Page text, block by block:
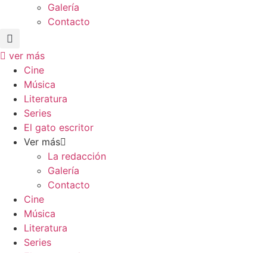
Galería
Contacto
ver más
Cine
Música
Literatura
Series
El gato escritor
Ver más
La redacción
Galería
Contacto
Cine
Música
Literatura
Series